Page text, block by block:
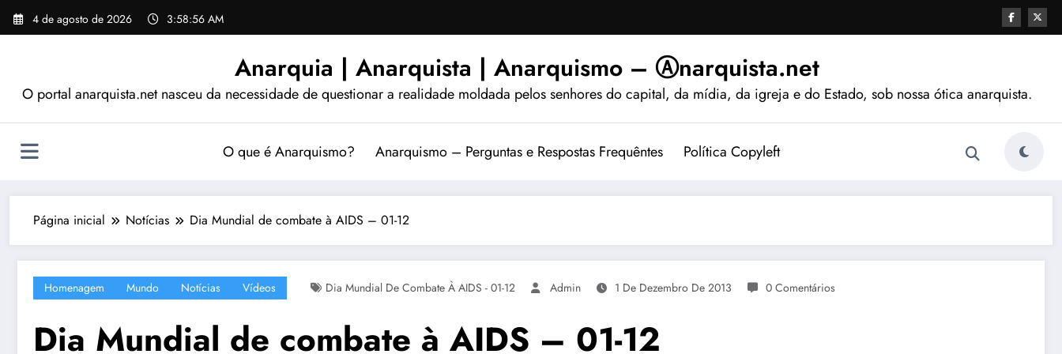
Pular
para
4 de agosto de 2026 3:58:57 AM
Anarquia | Anarquista | Anarquismo – Ⓐnarquista.net
O portal anarquista.net nasceu da necessidade de questionar a realidade moldada pelos senhores do capital, da mídia, da igreja e do Estado, sob nossa ótica anarquista.
O que é Anarquismo? Anarquismo – Perguntas e Respostas Frequêntes Política Copyleft
Página inicial Notícias Dia Mundial de combate à AIDS – 01-12
Homenagem Mundo Notícias Vídeos Dia Mundial De Combate À AIDS - 01-12 Admin 1 De Dezembro De 2013 0 Comentários
Dia Mundial de combate à AIDS – 01-12